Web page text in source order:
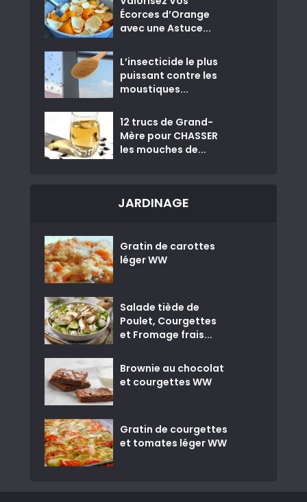
Écorces d’Orange
avec une Astuce...
L’insecticide le plus
puissant contre les
moustiques...
12 trucs de Grand-
Mère pour CHASSER
les mouches de...
JARDINAGE
Gratin de carottes
léger WW
Salade tiède de
Poulet, Courgettes
et Fromage frais...
Brownie au chocolat
et courgettes WW
Gratin de courgettes
et tomates léger WW